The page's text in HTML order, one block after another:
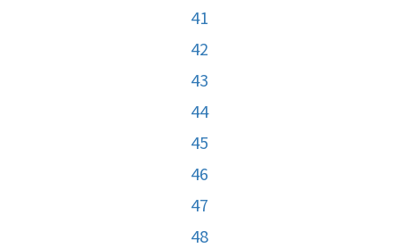
41
42
43
44
45
46
47
48